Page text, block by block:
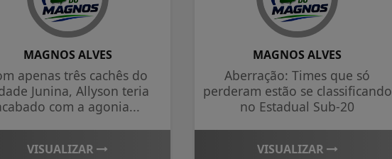
MAGNOS ALVES
apenas três cachês do
Junina, Allyson teria
com a agonia...
VISUALIZAR
MAGNOS ALVES
Aberração: Times que só
perderam estão se classificando
no Estadual Sub-20
VISUALIZAR